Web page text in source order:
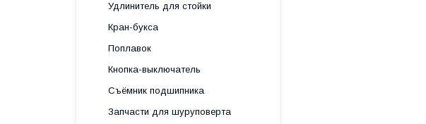
Удлинитель для стойки
Кран-букса
Поплавок
Кнопка-выключатель
Съёмник подшипника
Запчасти для шуруповерта